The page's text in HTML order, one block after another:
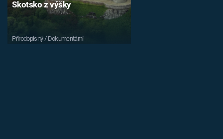
Skotsko z výšky
Přírodopisný / Dokumentární